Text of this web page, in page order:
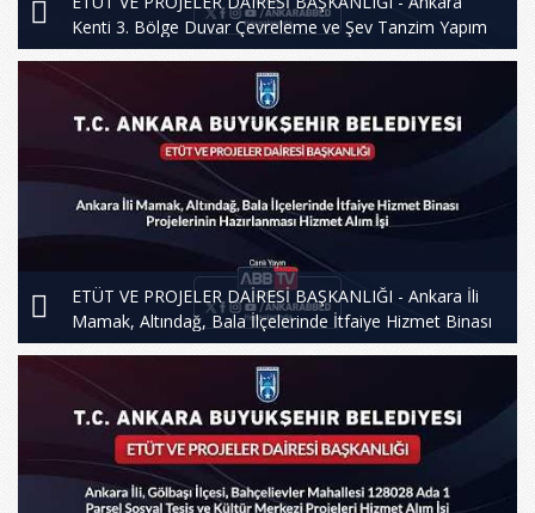
Kenti 3. Bölge Duvar Çevreleme ve Şev Tanzim Yapım
İşi
ETÜT VE PROJELER DAİRESİ BAŞKANLIĞI - Ankara İli
Mamak, Altındağ, Bala İlçelerinde İtfaiye Hizmet Binası
Projelerinin Hazırlanması Hizmet Alım işi